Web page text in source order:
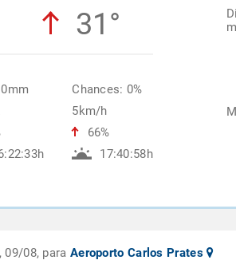
31°
Chances: 0%
5km/h
66%
17:40:58h
09/08, para Aeroporto Carlos Prates